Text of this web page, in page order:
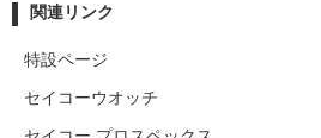
関連リンク
特設ページ
セイコーウオッチ